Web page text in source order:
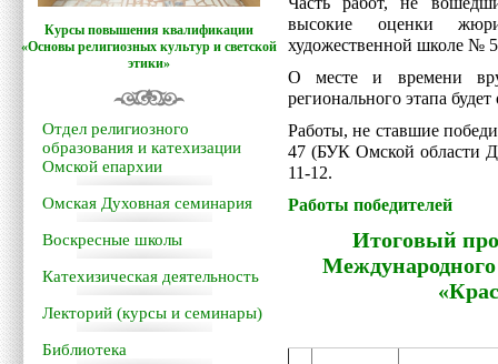
Курсы повышения квалификации
«Основы религиозных культур и светской
этики»
Отдел религиозного
образования и катехизации
Омской епархии
Омская Духовная семинария
Воскресные школы
Катехизическая деятельность
Лекторий (курсы и семинары)
Библиотека
высокие оценки
художественной школе №
О месте и времени
регионального этапа
Работы, не ставшие
47 (БУК Омской области
11-12.
Работы победителей
Итоговый
Международного